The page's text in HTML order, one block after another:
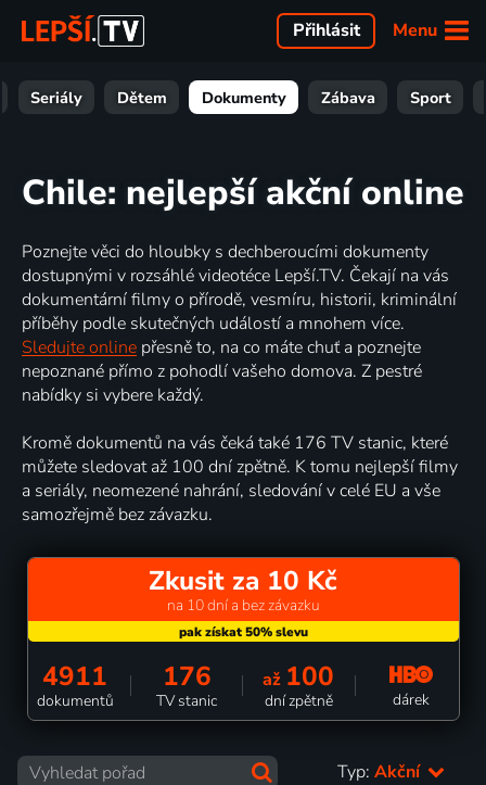
Menu
Přihlásit
Seriály Dětem Dokumenty Zábava Sport
Chile: nejlepší akční online
Poznejte věci do hloubky s dechberoucími dokumenty
dostupnými v rozsáhlé videotéce Lepší.TV. Čekají na vás
dokumentární filmy o přírodě, vesmíru, historii, kriminální
příběhy podle skutečných událostí a mnohem více.
Sledujte online přesně to, na co máte chuť a poznejte
nepoznané přímo z pohodlí vašeho domova. Z pestré
nabídky si vybere každý.
Kromě dokumentů na vás čeká také 176 TV stanic, které
můžete sledovat až 100 dní zpětně. K tomu nejlepší filmy
a seriály, neomezené nahrání, sledování v celé EU a vše
samozřejmě bez závazku.
Zkusit za 10 Kč
na 10 dní a bez závazku
4911
dokumentů
176
TV stanic
až 100
dní zpětně dárek
Typ: Akční